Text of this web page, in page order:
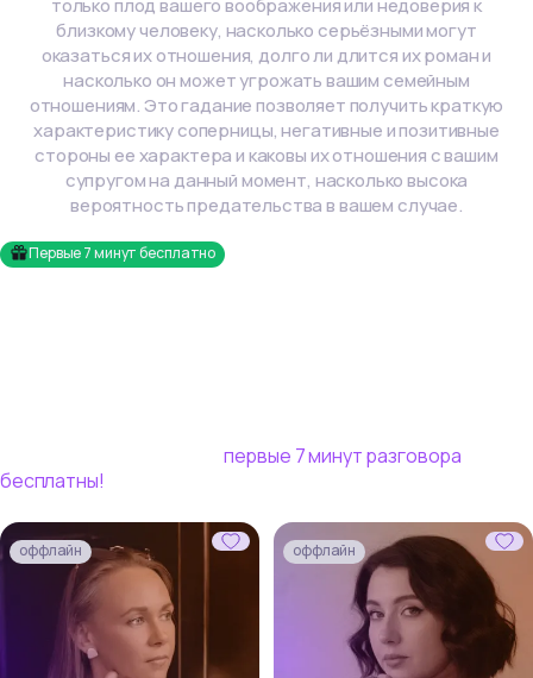
только плод вашего воображения или недоверия к
близкому человеку, насколько серьёзными могут
оказаться их отношения, долго ли длится их роман и
насколько он может угрожать вашим семейным
отношениям. Это гадание позволяет получить краткую
характеристику соперницы, негативные и позитивные
стороны ее характера и каковы их отношения с вашим
супругом на данный момент, насколько высока
вероятность предательства в вашем случае.
Первые7минут бесплатно
первые 7минут разговора
бесплатны!
оффлайн оффлайн